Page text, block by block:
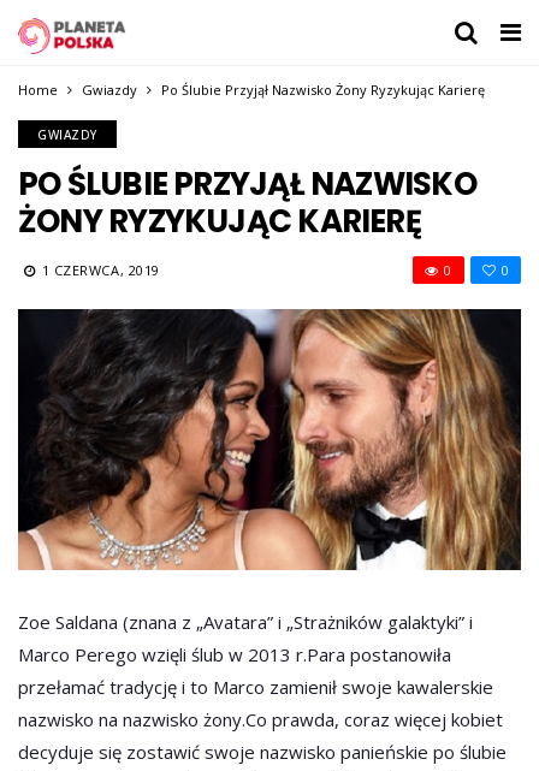
Home Gwiazdy Po Ślubie Przyjął Nazwisko Żony Ryzykując Karierę
GWIAZDY
PO ŚLUBIE PRZYJĄŁ NAZWISKO
ŻONY RYZYKUJĄC KARIERĘ
1 CZERWCA, 2019 0
0
Zoe Saldana (znana z „Avatara” i „Strażników galaktyki” i
Marco Perego wzięli ślub w 2013 r.Para postanowiła
przełamać tradycję i to Marco zamienił swoje kawalerskie
nazwisko na nazwisko żony.Co prawda, coraz więcej kobiet
decyduje się zostawić swoje nazwisko panieńskie po ślubie